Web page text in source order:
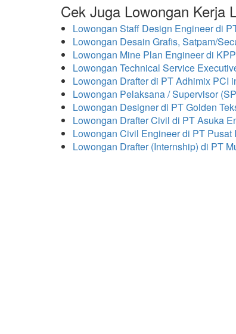
Cek Juga Lowongan Kerja
Lowongan Staff Design Engineer di
Lowongan Desain Grafis, Satpam/
Lowongan Mine Plan Engineer di
Lowongan Technical Service
Lowongan Drafter di PT Adhimix PCI
Lowongan Pelaksana / Supervisor
Lowongan Designer di PT Golden
Lowongan Drafter Civil di PT Asuka
Lowongan Civil Engineer di PT
Lowongan Drafter (Internship) di PT